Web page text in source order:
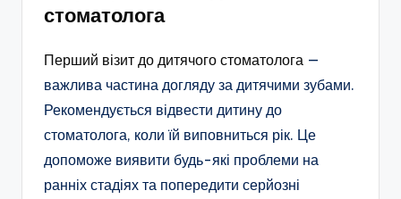
стоматолога
Перший візит до дитячого стоматолога —
важлива частина догляду за дитячими зубами.
Рекомендується відвести дитину до
стоматолога, коли їй виповниться рік. Це
допоможе виявити будь-які проблеми на
ранніх стадіях та попередити серйозні